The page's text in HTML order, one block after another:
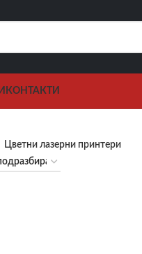
КОНТАКТИ
Цветни лазерни принтери